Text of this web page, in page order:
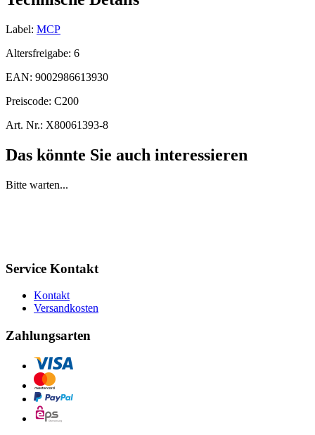
Label: MCP
Altersfreigabe: 6
EAN: 9002986613930
Preiscode: C200
Art. Nr.: X80061393-8
Das könnte Sie auch interessieren
Bitte warten...
Service Kontakt
Kontakt
Versandkosten
Zahlungsarten